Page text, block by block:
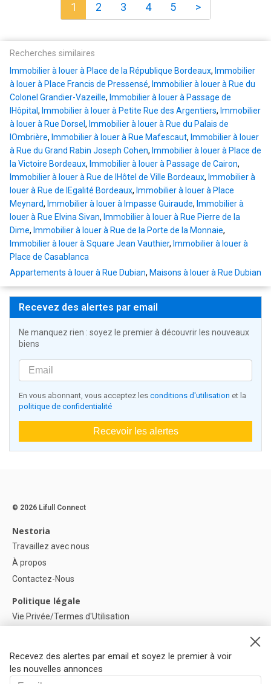
1 2 3 4 5 >
Recherches similaires
Immobilier à louer à Place de la République Bordeaux, Immobilier
à louer à Place Francis de Pressensé, Immobilier à louer à Rue du
Colonel Grandier-Vazeille, Immobilier à louer à Passage de
lHôpital, Immobilier à louer à Petite Rue des Argentiers, Immobilier
à louer à Rue Dorsel , Immobilier à louer à Rue du Palais de
lOmbrière, Immobilier à louer à Rue Mafescaut, Immobilier à louer
à Rue du Grand Rabin Joseph Cohen, Immobilier à louer à Place de
la Victoire Bordeaux, Immobilier à louer à Passage de Cairon,
Immobilier à louer à Rue de lHôtel de Ville Bordeaux, Immobilier à
louer à Rue de lEgalité Bordeaux, Immobilier à louer à Place
Meynard, Immobilier à louer à Impasse Guiraude, Immobilier à
louer à Rue Elvina Sivan, Immobilier à louer à Rue Pierre de la
Dime, Immobilier à louer à Rue de la Porte de la Monnaie,
Immobilier à louer à Square Jean Vauthier, Immobilier à louer à
Place de Casablanca
Appartements à louer à Rue Dubian, Maisons à louer à Rue Dubian
Recevez des alertes par email
Ne manquez rien : soyez le premier à découvrir les nouveaux
biens
En vous abonnant, vous acceptez les conditions d'utilisation et la
politique de confidentialité
Recevoir les alertes
Recevez des alertes par email et soyez le premier à voir
les nouvelles annonces
© 2026 Lifull Connect
Nestoria
Travaillez avec nous
À propos
Contactez-Nous
Politique légale
Vie Privée/Termes d'Utilisation
Paramètres des cookies